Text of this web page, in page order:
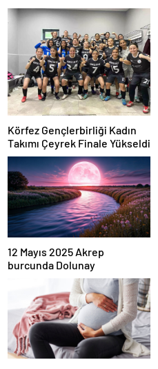
Körfez Gençlerbirliği Kadın
Takımı Çeyrek Finale Yükseldi
12 Mayıs 2025 Akrep
burcunda Dolunay